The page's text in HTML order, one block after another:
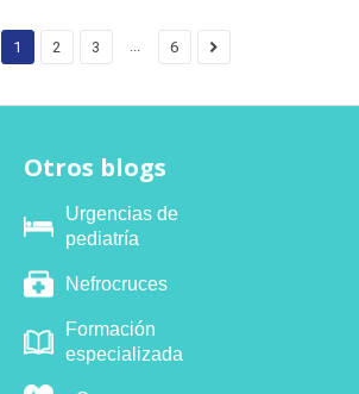
1 2 3 ... 6
Otros blogs
Urgencias de
pediatría
Nefrocruces
Formación
especializada